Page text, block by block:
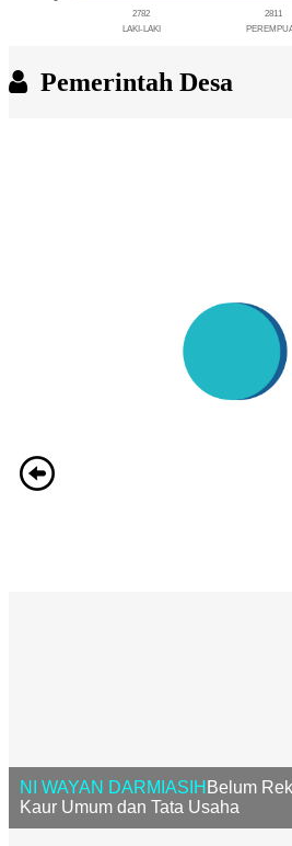
2782
LAKI-LAKI
2811
Pemerintah Desa
NI WAYAN DARMIASIH Belum
Kaur Umum dan Tata Usaha